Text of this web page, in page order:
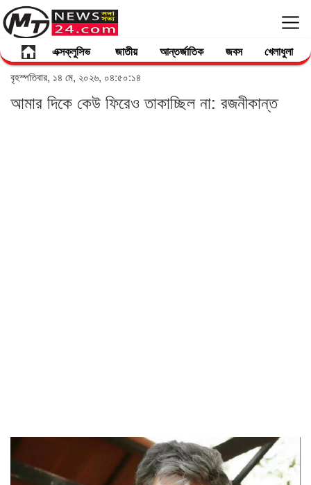
এক্সক্লুসিভ জাতীয় আন্তর্জাতিক জবস খেলাধুলা
বৃহস্পতিবার, ১৪ মে, ২০২৬, ০৪:৫০:১৪
আমার দিকে কেউ ফিরেও তাকাচ্ছিল না: রজনীকান্ত